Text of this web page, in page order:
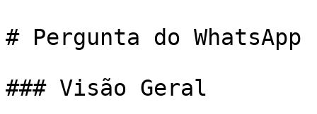
# Pergunta do WhatsApp
### Visão Geral